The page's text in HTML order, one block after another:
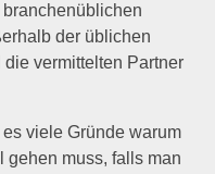
der üblichen
vermittelten Partner
viele Gründe warum
gehen muss, falls man